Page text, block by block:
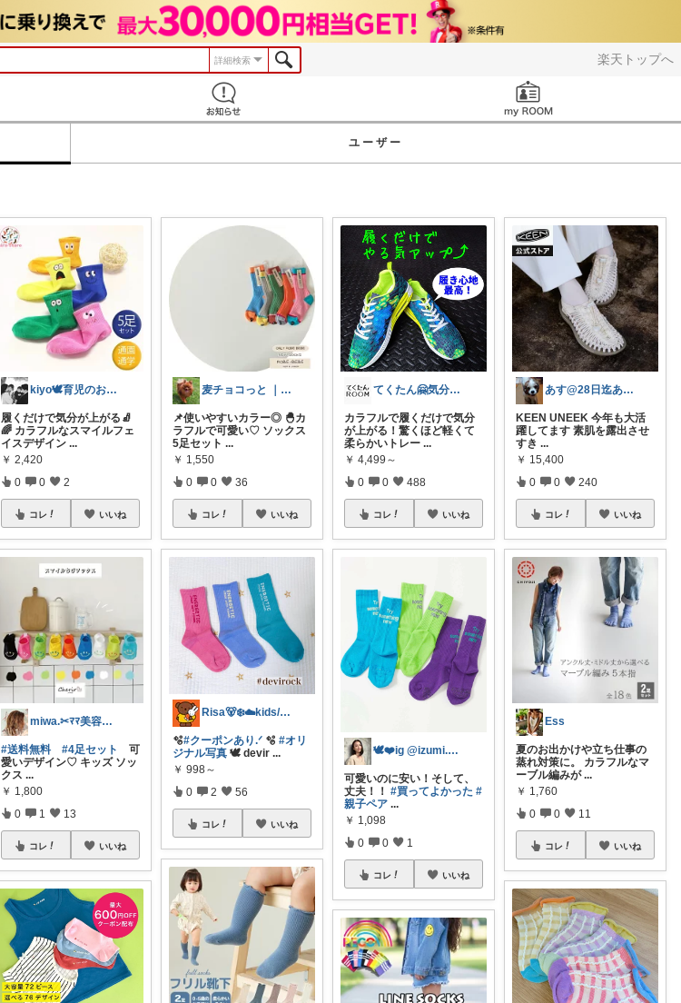
楽天トップへ
詳細検索
ユーザー
kiyo🕊️育児のおすすめを日々探し中
履くだけで気分が上がる🧦
🌈 カラフルなスマイルフェ
イスデザイン ...
￥ 2,420
0 0 2
コレ いいね
miwa.✂︎ﾏﾏ美容師💎
#送料無料 #4足セット
可
愛いデザイン♡ キッズ ソッ
クス ...
￥ 1,800
0 1 13
コレ いいね
麦チョコっと ｜ キッズ＆ベビー 夏
📌使いやすいカラー◎ 🐣カ
ラフルで可愛い♡ ソックス
5足セット ...
￥ 1,550
0 0 36
コレ いいね
Risa🐻‍❄️☁️kids/ママ用品
🫧#クーポンあり.ᐟ‪ 🫧#オリ
ジナル写真 🕊️ devir ...
￥ 998～
0 2 56
コレ いいね
てくたん🤗気分がアガる⤴インテリア雑貨
カラフルで履くだけで気分
が上がる！驚くほど軽くて
柔らかいトレー ...
￥ 4,499～
0 0 488
コレ いいね
🕊❤️ig @izumi.sawada
可愛いのに安い！そして、
丈夫！！#買ってよかった #
親子ペア ...
￥ 1,098
0 0 1
コレ いいね
あす@28日迄ありがとうございます🙇‍
KEEN UNEEK 今年も大活
躍してます 素肌を露出させ
すき ...
￥ 15,400
0 0 240
コレ いいね
Ess
夏のお出かけや立ち仕事の
蒸れ対策に。 カラフルなマ
ーブル編みが ...
￥ 1,760
0 0 11
コレ いいね